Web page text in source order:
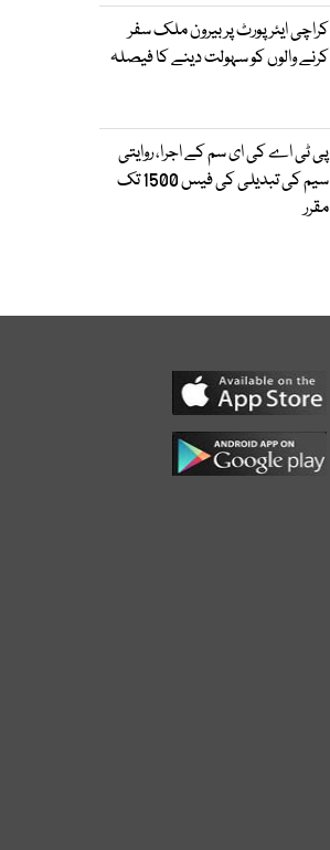
کراچی ایئرپورٹ پر بیرون ملک سفر
کرنے والوں کو سہولت دینے کا فیصلہ
پی ٹی اے کی ای سم کے اجرا، روایتی
سیم کی تبدیلی کی فیس 1500 تک
مقرر